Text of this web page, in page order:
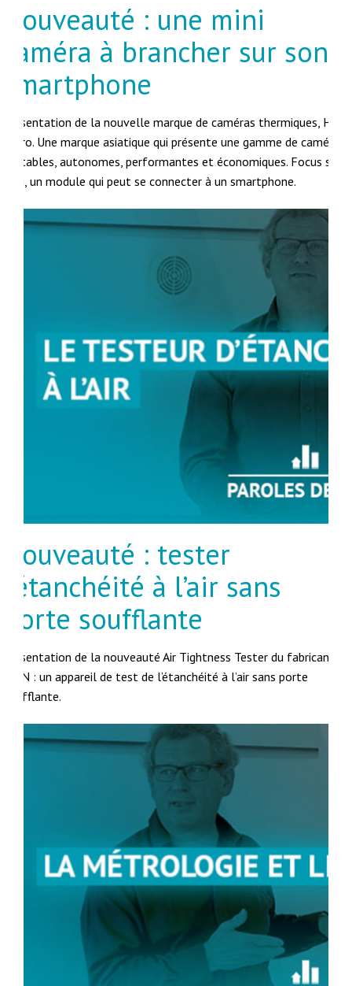
Nouveauté : une mini
caméra à brancher sur son
smartphone
Présentation de la nouvelle marque de caméras thermiques, HIK
Micro. Une marque asiatique qui présente une gamme de caméras
portables, autonomes, performantes et économiques. Focus sur
Mini, un module qui peut se connecter à un smartphone.
Nouveauté : tester
l’étanchéité à l’air sans
porte soufflante
Présentation de la nouveauté Air Tightness Tester du fabricant
ACIN : un appareil de test de l’étanchéité à l’air sans porte
soufflante.